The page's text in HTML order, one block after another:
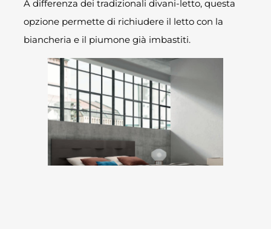
A differenza dei tradizionali divani-letto, questa
opzione permette di richiudere il letto con la
biancheria e il piumone già imbastiti.